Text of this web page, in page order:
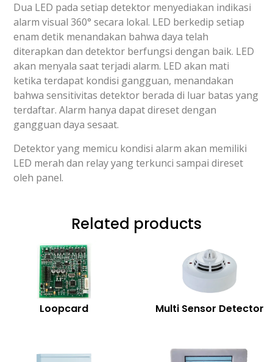
Dua LED pada setiap detektor menyediakan indikasi
alarm visual 360° secara lokal. LED berkedip setiap
enam detik menandakan bahwa daya telah
diterapkan dan detektor berfungsi dengan baik. LED
akan menyala saat terjadi alarm. LED akan mati
ketika terdapat kondisi gangguan, menandakan
bahwa sensitivitas detektor berada di luar batas yang
terdaftar. Alarm hanya dapat direset dengan
gangguan daya sesaat.
Detektor yang memicu kondisi alarm akan memiliki
LED merah dan relay yang terkunci sampai direset
oleh panel.
Related products
Loopcard Multi Sensor Detector